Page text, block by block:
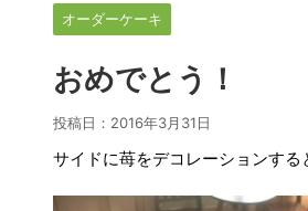
オーダーケーキ
おめでとう！
投稿日： 2016年3月31日
サイドに苺をデコレーションする